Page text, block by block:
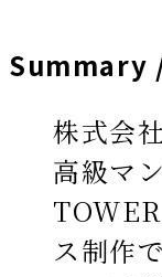
Summary
株式会
高級マ
ス制作